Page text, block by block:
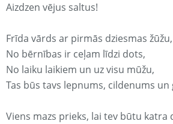
Aizdzen vējus saltus!
Frīda vārds ar pirmās dziesmas žūžu,
No bērnības ir ceļam līdzi dots,
No laiku laikiem un uz visu mūžu,
Tas būs tavs lepnums, cildenums un
Viens mazs prieks, lai tev būtu katra